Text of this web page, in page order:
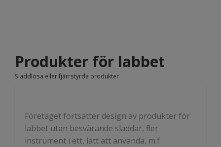
Produkter för labbet
Sladdlösa eller fjärrstyrda produkter
Företaget fortsätter design av produkter för
labbet utan besvärande sladdar, fler
instrument i ett, lätt att använda, m.f